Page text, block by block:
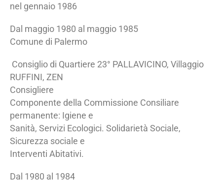
nel gennaio 1986
Dal maggio 1980 al maggio 1985
Comune di Palermo
Consiglio di Quartiere 23° PALLAVICINO, Villaggio
RUFFINI, ZEN
Consigliere
Componente della Commissione Consiliare
permanente: Igiene e
Sanità, Servizi Ecologici. Solidarietà Sociale,
Sicurezza sociale e
Interventi Abitativi.
Dal 1980 al 1984